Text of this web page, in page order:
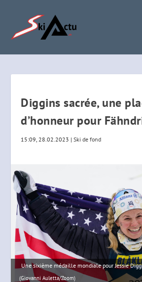
Diggins sacrée, une
d’honneur pour
15:09, 28.02.2023 |Ski de fond
Une sixième médaille mondiale pour Jessie
(Giovanni Auletta/Zoom)